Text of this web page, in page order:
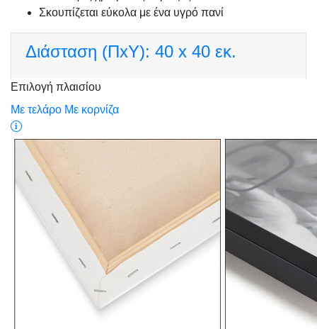
Σκουπίζεται εύκολα με ένα υγρό πανί
Διάσταση (ΠxΥ): 40 x 40 εκ.
Επιλογή πλαισίου
Με τελάρο Με κορνίζα